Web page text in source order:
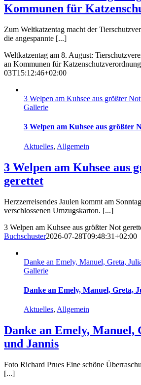
Kommunen für
Zum Weltkatzentag macht der
die angespannte [...]
Weltkatzentag am 8. August:
an Kommunen für Katzenschutzverordnung
03T15:12:46+02:00
3 Welpen am Kuhsee aus größter
Gallerie
3 Welpen am Kuhsee aus größter
Aktuelles, Allgemein
3 Welpen am Kuhsee aus
gerettet
Herzzerreisendes Jaulen kommt am
verschlossenen Umzugskarton. [...]
3 Welpen am Kuhsee aus größter Not
Buchschuster2026-07-28T09:48:31+02:00
Danke an Emely, Manuel, Greta,
Gallerie
Danke an Emely, Manuel, Greta,
Aktuelles, Allgemein
Danke an Emely, Manuel,
und Jannis
Foto Richard Prues Eine schöne
[...]